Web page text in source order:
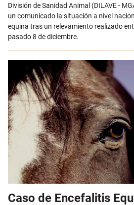
División de Sanidad Animal (DILAVE -
un comunicado la situación a nivel
equina tras un relevamiento realizado
pasado 8 de diciembre.
Caso de Encefalitis